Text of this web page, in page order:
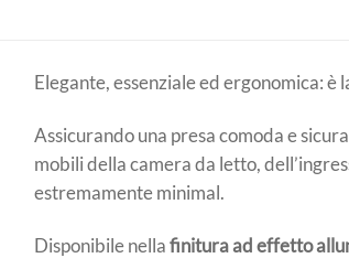
Elegante, essenziale ed ergonomica: è
Assicurando una presa comoda e
mobili della camera da letto,
estremamente minimal.
Disponibile nellafinitura ad effetto